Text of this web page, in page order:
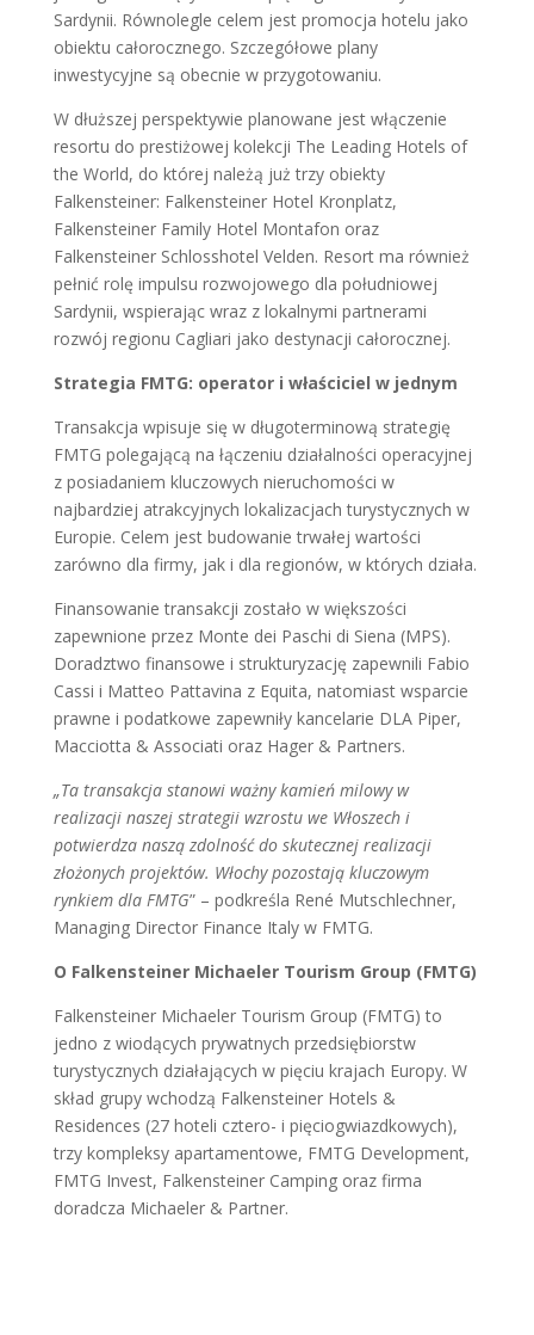
Sardynii. Równolegle celem jest promocja hotelu jako
obiektu całorocznego. Szczegółowe plany
inwestycyjne są obecnie w przygotowaniu.
W dłuższej perspektywie planowane jest włączenie
resortu do prestiżowej kolekcji The Leading Hotels of
the World, do której należą już trzy obiekty
Falkensteiner: Falkensteiner Hotel Kronplatz,
Falkensteiner Family Hotel Montafon oraz
Falkensteiner Schlosshotel Velden. Resort ma również
pełnić rolę impulsu rozwojowego dla południowej
Sardynii, wspierając wraz z lokalnymi partnerami
rozwój regionu Cagliari jako destynacji całorocznej.
Strategia FMTG: operator i właściciel w jednym
Transakcja wpisuje się w długoterminową strategię
FMTG polegającą na łączeniu działalności operacyjnej
z posiadaniem kluczowych nieruchomości w
najbardziej atrakcyjnych lokalizacjach turystycznych w
Europie. Celem jest budowanie trwałej wartości
zarówno dla firmy, jak i dla regionów, w których działa.
Finansowanie transakcji zostało w większości
zapewnione przez Monte dei Paschi di Siena (MPS).
Doradztwo finansowe i strukturyzację zapewnili Fabio
Cassi i Matteo Pattavina z Equita, natomiast wsparcie
prawne i podatkowe zapewniły kancelarie DLA Piper,
Macciotta & Associati oraz Hager & Partners.
„Ta transakcja stanowi ważny kamień milowy w
realizacji naszej strategii wzrostu we Włoszech i
potwierdza naszą zdolność do skutecznej realizacji
złożonych projektów. Włochy pozostają kluczowym
rynkiem dla FMTG” – podkreśla René Mutschlechner,
Managing Director Finance Italy w FMTG.
O Falkensteiner Michaeler Tourism Group (FMTG)
Falkensteiner Michaeler Tourism Group (FMTG) to
jedno z wiodących prywatnych przedsiębiorstw
turystycznych działających w pięciu krajach Europy. W
skład grupy wchodzą Falkensteiner Hotels &
Residences (27 hoteli cztero- i pięciogwiazdkowych),
trzy kompleksy apartamentowe, FMTG Development,
FMTG Invest, Falkensteiner Camping oraz firma
doradcza Michaeler & Partner.